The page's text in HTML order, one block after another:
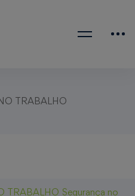
TRABALHO
TRABALHO Segurança no